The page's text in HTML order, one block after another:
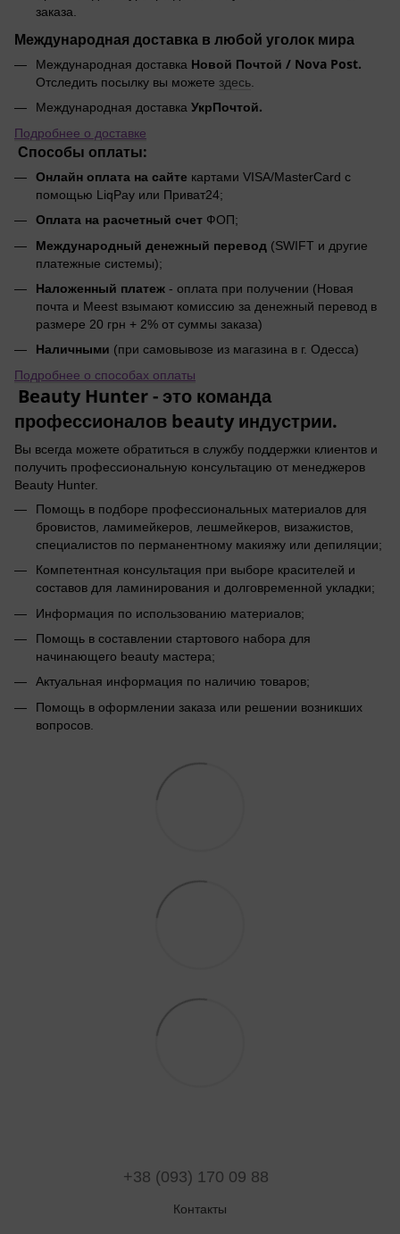
заказа.
Международная доставка в любой уголок мира
Международная доставка Новой Почтой / Nova Post.
Отследить посылку вы можете здесь
Международная доставка УкрПочтой.
Подробнее о доставке
Способы оплаты:
Онлайн оплата на сайте картами VISA/MasterCard с
помощью LiqPay или Приват24;
Оплата на расчетный счет ФОП;
Международный денежный перевод (SWIFT и другие
платежные системы);
Наложенный платеж - оплата при получении (Новая
почта и Meest взымают комиссию за денежный перевод в
размере 20 грн + 2% от суммы заказа)
Наличными (при самовывозе из магазина в г. Одесса)
Подробнее о способах оплаты
Beauty Hunter - это команда
профессионалов beauty индустрии.
Вы всегда можете обратиться в службу поддержки клиентов и
получить профессиональную консультацию от менеджеров
Beauty Hunter.
Помощь в подборе профессиональных материалов для
бровистов, ламимейкеров, лешмейкеров, визажистов,
специалистов по перманентному макияжу или депиляции;
Компетентная консультация при выборе красителей и
составов для ламинирования и долговременной укладки;
Информация по использованию материалов;
Помощь в составлении стартового набора для
начинающего beauty мастера;
Актуальная информация по наличию товаров;
Помощь в оформлении заказа или решении возникших
вопросов.
+38 (093) 170 09 88
Контакты